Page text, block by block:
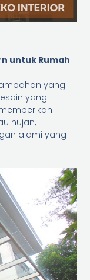
untuk Rumah
yang
yang
hujan,
alami yang